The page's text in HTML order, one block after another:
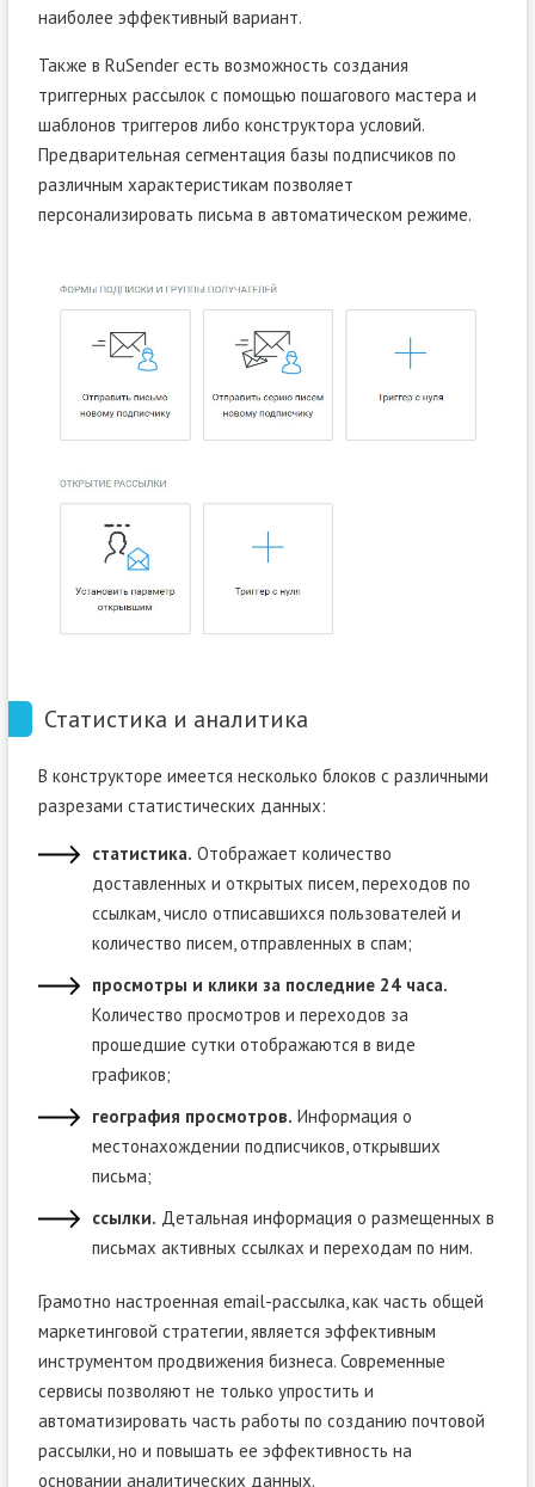
наиболее эффективный вариант.
Также в RuSender есть возможность создания
триггерных рассылок с помощью пошагового мастера и
шаблонов триггеров либо конструктора условий.
Предварительная сегментация базы подписчиков по
различным характеристикам позволяет
персонализировать письма в автоматическом режиме.
Статистика и аналитика
В конструкторе имеется несколько блоков с различными
разрезами статистических данных:
статистика. Отображает количество
доставленных и открытых писем, переходов по
ссылкам, число отписавшихся пользователей и
количество писем, отправленных в спам;
просмотры и клики за последние 24 часа.
Количество просмотров и переходов за
прошедшие сутки отображаются в виде
графиков;
география просмотров. Информация о
местонахождении подписчиков, открывших
письма;
ссылки. Детальная информация о размещенных в
письмах активных ссылках и переходам по ним.
Грамотно настроенная email-рассылка, как часть общей
маркетинговой стратегии, является эффективным
инструментом продвижения бизнеса. Современные
сервисы позволяют не только упростить и
автоматизировать часть работы по созданию почтовой
рассылки, но и повышать ее эффективность на
основании аналитических данных.